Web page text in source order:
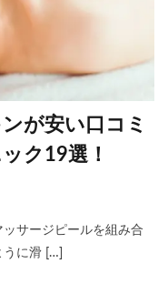
が安い口コミ
ク19選！
サージピールを組み合
に滑 […]